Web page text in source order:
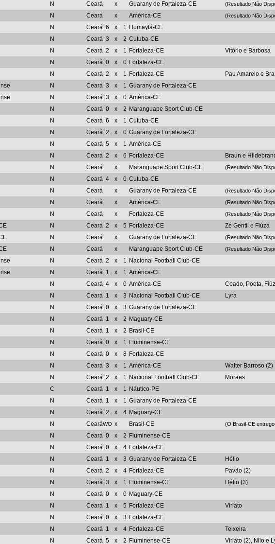
N Ceará x Guarany de Fortaleza-CE (Resultado Não
N Ceará x América-CE (Resultado Não
N Ceará 6 x 1 Humaytá-CE
N Ceará 3 x 2 Cutuba-CE
N Ceará 2 x 1 Fortaleza-CE
Vitório e Barbosa
N Ceará 0 x 0 Fortaleza-CE
N Ceará 2 x 1 Fortaleza-CE
Pau Amarelo e
N Ceará 3 x 1 Guarany de Fortaleza-CE
N Ceará 3 x 0 América-CE
N Ceará 0 x 2 Maranguape Sport Club-CE
N Ceará 6 x 1 Cutuba-CE
N Ceará 2 x 0 Guarany de Fortaleza-CE
N Ceará 5 x 1 América-CE
N Ceará 2 x 6 Fortaleza-CE
Braun e
N Ceará x Maranguape Sport Club-CE (Resultado Não
N Ceará 4 x 0 Cutuba-CE
N Ceará x Guarany de Fortaleza-CE (Resultado Não
N Ceará x América-CE (Resultado Não
N Ceará x Fortaleza-CE (Resultado Não
N Ceará 2 x 5 Fortaleza-CE
Zé Gentil e Fiúza
N Ceará x Guarany de Fortaleza-CE (Resultado Não
N Ceará x Maranguape Sport Club-CE (Resultado Não
N Ceará 2 x 1 Nacional Football Club-CE
N Ceará 1 x 1 América-CE
N Ceará 4 x 0 América-CE
Coado, Poeta,
N Ceará 1 x 3 Nacional Football Club-CE
Lyra
N Ceará 0 x 3 Guarany de Fortaleza-CE
N Ceará 1 x 2 Maguary-CE
N Ceará 1 x 2 Brasil-CE
N Ceará 0 x 1 Fluminense-CE
N Ceará 0 x 8 Fortaleza-CE
N Ceará 3 x 1 América-CE
Walter Barroso (2)
N Ceará 2 x 1 Nacional Football Club-CE
Moraes
C Ceará 1 x 1 Náutico-PE
N Ceará 1 x 1 Guarany de Fortaleza-CE
N Ceará 2 x 4 Maguary-CE
N CearáWO x Brasil-CE (O Brasil-CE
N Ceará 0 x 2 Fluminense-CE
N Ceará 0 x 4 Fortaleza-CE
N Ceará 1 x 3 Guarany de Fortaleza-CE
Hélio
N Ceará 2 x 4 Fortaleza-CE
Pavão (2)
N Ceará 3 x 1 Fluminense-CE
Hélio (3)
N Ceará 0 x 0 Maguary-CE
N Ceará 1 x 5 Fortaleza-CE
Viriato
N Ceará 0 x 3 Fortaleza-CE
N Ceará 1 x 4 Fortaleza-CE
Teixeira
N Ceará 5 x 2 Fluminense-CE Viriato (2), Nilo e